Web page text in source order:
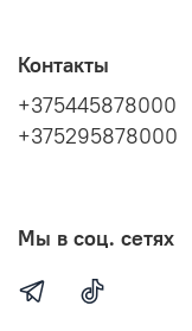
Контакты
+375445878000
+375295878000
Мы в соц. сетях